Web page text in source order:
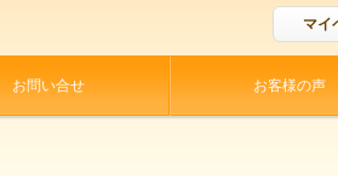
マイ
お問い合せ お客様の声